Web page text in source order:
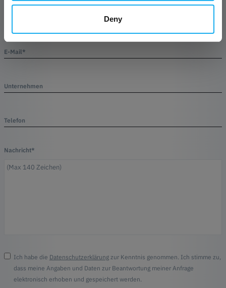
Deny
E-Mail*
Unternehmen
Telefon
Nachricht*
Ich habe die Datenschutzerklärungzur Kenntnis genommen. Ich stimme zu,
dass meine Angaben und Daten zur Beantwortung meiner Anfrage
elektronisch erhoben und gespeichert werden.